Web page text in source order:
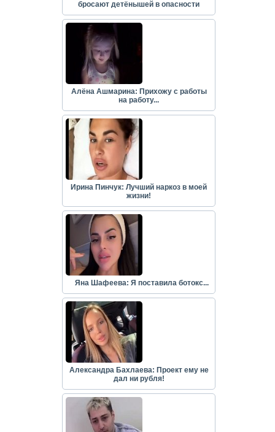
бросают детёнышей в опасности
Алёна Ашмарина: Прихожу с работы
на работу...
Ирина Пинчук: Лучший наркоз в моей
жизни!
Яна Шафеева: Я поставила ботокс...
Александра Бахлаева: Проект ему не
дал ни рубля!